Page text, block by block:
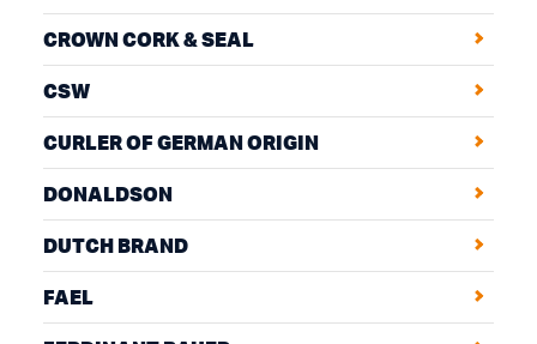
CROWN CORK & SEAL
CSW
CURLER OF GERMAN ORIGIN
DONALDSON
DUTCH BRAND
FAEL